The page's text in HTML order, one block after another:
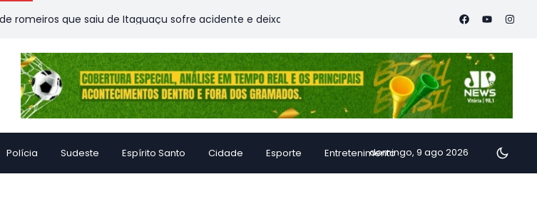
que saiu de Itaguaçu sofre acidente e deixa vítimas Família de Alfredo Chaves transforma inhame
Polícia Sudeste Espírito Santo Cidade Esporte Entretenimentodomingo, 9 ago 2026